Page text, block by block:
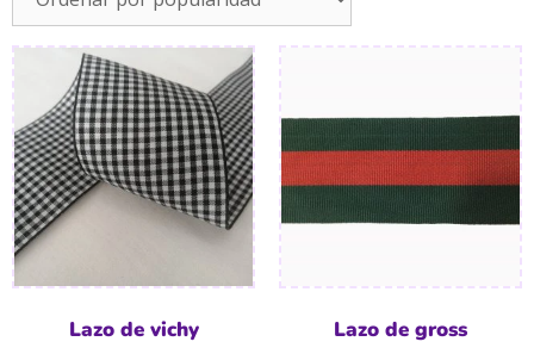
Lazo de vichy Lazo de gross